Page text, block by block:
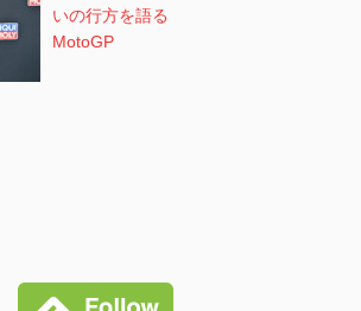
いの行方を語る
MotoGP